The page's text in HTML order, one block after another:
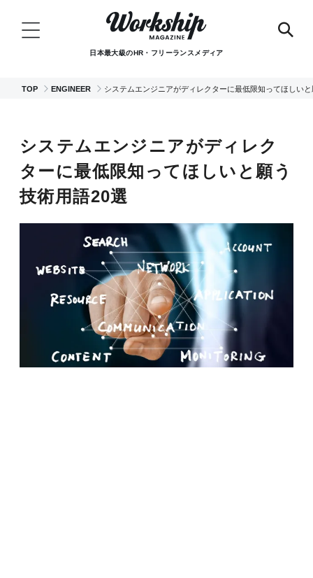
日本最大級のHR・フリーランスメディア
TOP ENGINEER システムエンジニアがディレクターに最低限知ってほしい
システムエンジニアがディレク
ターに最低限知ってほしいと願う
技術用語20選